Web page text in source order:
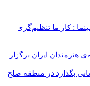
: کار ما تنظیم‌گری
هنرمندان ایران برگزار
بگذارد در منطقه صلح